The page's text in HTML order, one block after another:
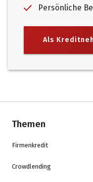
Persönliche
Als
Themen
Firmenkredit
Crowdlending